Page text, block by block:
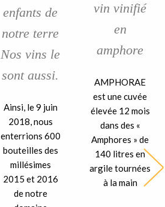
enfants de
notre terre
Nos vins le
sont aussi.
Ainsi, le 9 juin
2018, nous
enterrions 600
bouteilles des
millésimes
2015 et 2016
de notre
vin vinifié
en
amphore
AMPHORAE
est une cuvée
élevée 12 mois
dans des «
Amphores » de
140 litres en
argile tournées
à la main